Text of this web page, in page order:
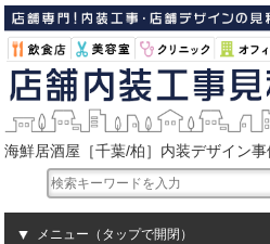
海鮮居酒屋［千葉/柏］内装デザイン事
メニュー（タップで開閉）